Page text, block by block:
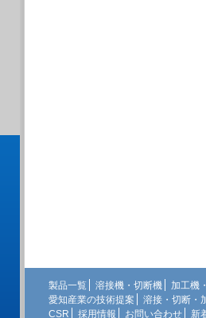
製品一覧 溶接機・切断機 加工機
愛知産業の技術提案
溶接・切断・
CSR
採用情報 お問い合わせ 新